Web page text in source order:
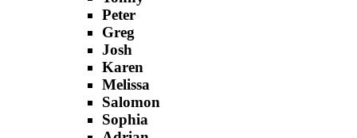
Peter
Greg
Josh
Karen
Melissa
Salomon
Sophia